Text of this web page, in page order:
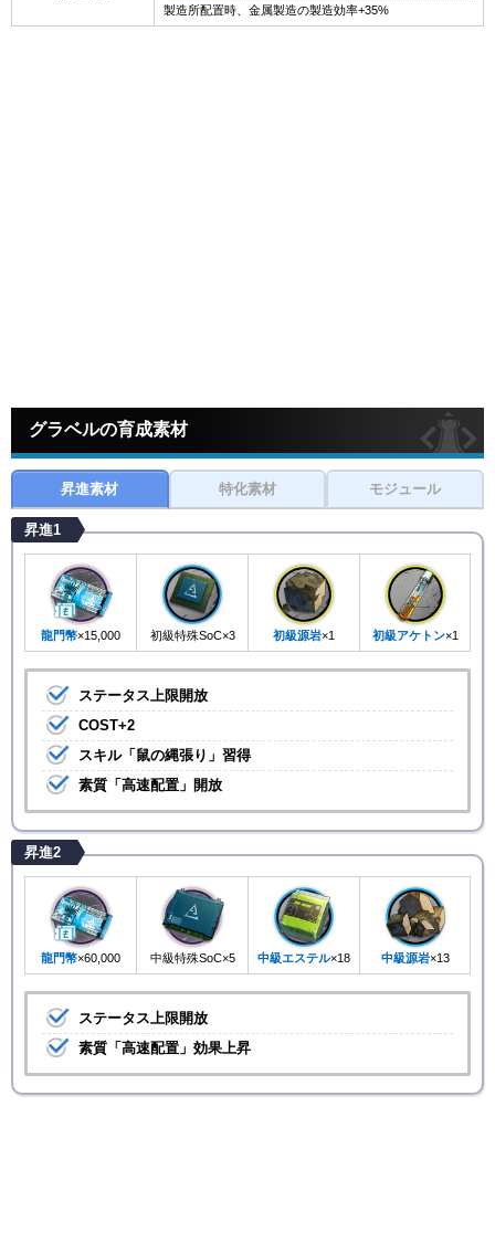
製造所配置時、金属製造の製造効率+35%
グラベルの育成素材
昇進素材 特化素材 モジュール
昇進1
龍門幣×15,000 初級特殊SoC×3 初級源岩×1 初級アケトン×1
ステータス上限開放
COST+2
スキル「鼠の縄張り」習得
素質「高速配置」開放
昇進2
龍門幣×60,000 中級特殊SoC×5 中級エステル×18 中級源岩×13
ステータス上限開放
素質「高速配置」効果上昇